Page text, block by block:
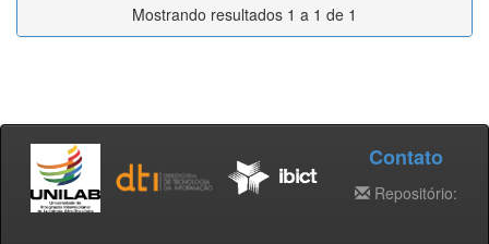
Mostrando resultados 1 a 1 de 1
Contato
Repositório: